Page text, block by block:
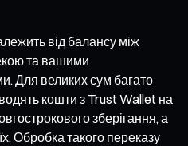
від балансу між
та вашими
Для великих сум багато
кошти з Trust Wallet на
зберігання, а
Обробка такого переказу